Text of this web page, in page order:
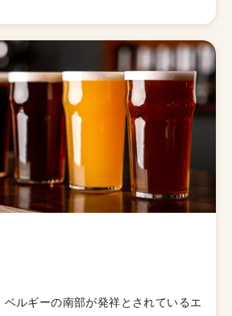
イヌ語で集落）という掛け合わせか
。ホップを中心にすえ、ロゴもホッ
ものになっています。 造られるビー
で醸す」根源的なテーマを体現する
シリーズと、自由な発送で新し
レンジするHOP KOTAN
があります。
ルギーの南部が発祥とされているエ